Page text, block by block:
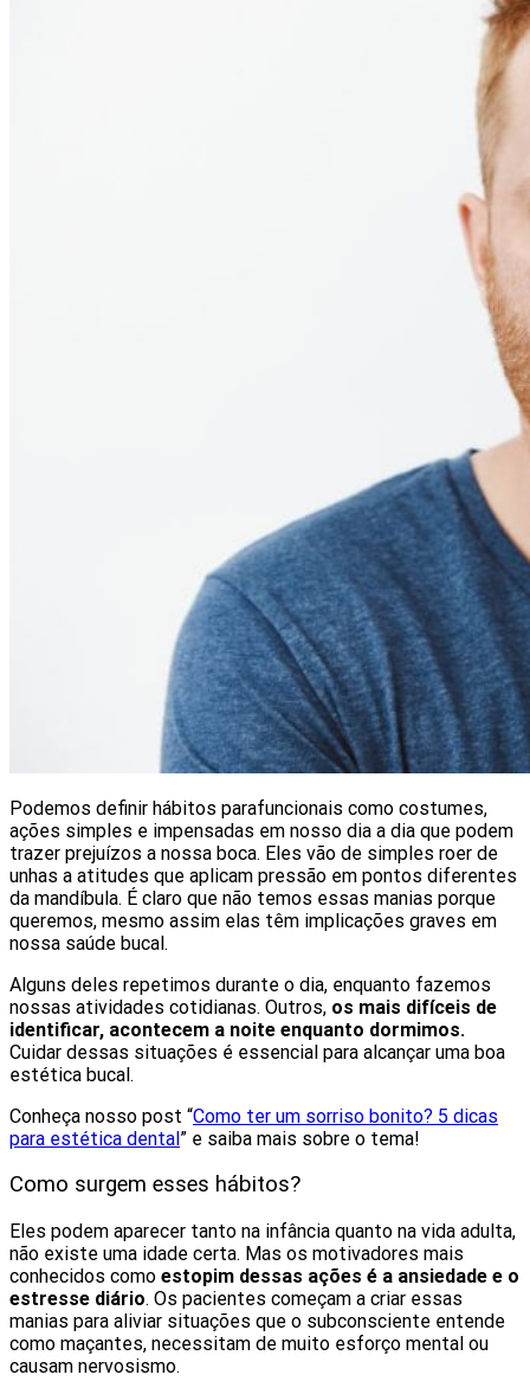
Podemos definir hábitos parafuncionais como costumes,
ações simples e impensadas em nosso dia a dia que podem
trazer prejuízos a nossa boca. Eles vão de simples roer de
unhas a atitudes que aplicam pressão em pontos diferentes
da mandíbula. É claro que não temos essas manias porque
queremos, mesmo assim elas têm implicações graves em
nossa saúde bucal.
Alguns deles repetimos durante o dia, enquanto fazemos
nossas atividades cotidianas. Outros, os mais difíceis de
identificar, acontecem a noite enquanto dormimos.
Cuidar dessas situações é essencial para alcançar uma boa
estética bucal.
Conheça nosso post “Como ter um sorriso bonito? 5 dicas
para estética dental” e saiba mais sobre o tema!
Como surgem esses hábitos?
Eles podem aparecer tanto na infância quanto na vida adulta,
não existe uma idade certa. Mas os motivadores mais
conhecidos como estopim dessas ações é a ansiedade e o
estresse diário. Os pacientes começam a criar essas
manias para aliviar situações que o subconsciente entende
como maçantes, necessitam de muito esforço mental ou
causam nervosismo.